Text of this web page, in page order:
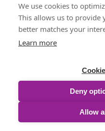
Impressum
Bleiben wir in Kontakt
Für den Newsletter
We use cookies to
This allows us to
better matches your
Learn more
Deny
Allow